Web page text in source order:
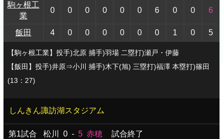
駒ヶ根工
業
0 0 0 0 0 0 6 0 0 6
飯田 4 0 0 0 0 0 0 1 0 5
【駒ヶ根工業】投手)北原 捕手)羽場 二塁打)瀬戸・伊藤
【飯田】投手)井原⇒小川 捕手)木下(旭) 三塁打)福澤 本塁打)篠田
(13：27)
しんきん諏訪湖スタジアム
第1試合 松川 0 - 5 赤穂 試合終了